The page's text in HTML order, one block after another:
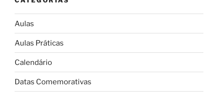
Aulas
Aulas Práticas
Calendário
Datas Comemorativas